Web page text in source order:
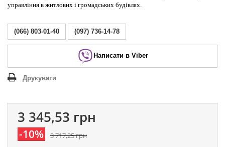
управління в житлових і громадських будівлях.
(066) 803-01-40 (097) 736-14-78
Написати в Viber
Друкувати
3 345,53 грн
-10% 3 717,25 грн